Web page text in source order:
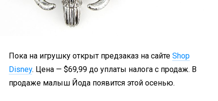
Пока на игрушку открыт предзаказ на сайте Shop
Disney. Цена — $69,99 до уплаты налога с продаж. В
продаже малыш Йода появится этой осенью.